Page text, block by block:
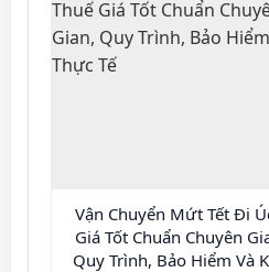
Vận Chuyển Mứt Tết Đi
Giá Tốt Chuẩn Chuyên
Quy Trình, Bảo Hiểm Và